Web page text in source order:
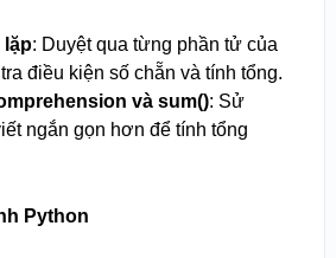
lặp: Duyệt qua từng phần tử của
điều kiện số chẵn và tính tổng.
và sum(): Sử
ngắn gọn hơn để tính tổng
Python